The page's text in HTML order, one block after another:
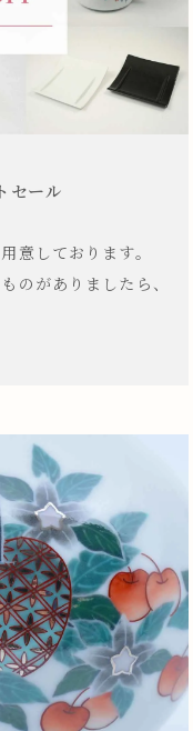
セール
意しております。
のがありましたら、